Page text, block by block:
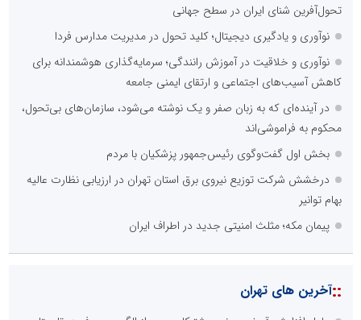
تحول‌آفرین شنای ایران در سطح جهانی
نوآوری و یادگیری دیجیتال؛ کلید تحول در مدیریت مدارس فردا
نوآوری و خلاقیت در آموزش رانندگی؛ سرمایه‌گذاری هوشمندانه برای
کاهش آسیب‌های اجتماعی و ارتقای ایمنی جامعه
در آینده‌ای که به زبان صفر و یک نوشته می‌شود، سازمان‌های بی‌تحول،
محکوم به فراموشی‌اند
بخش اول گفت‌وگوی رئیس‌جمهور پزشکیان با مردم
درخشش شرکت توزیع نیروی برق استان تهران در ارزیابی نظارت عالیه
بهام توانیر
پیمان مکه؛ مثلث امنیتی جدید در اطراف ایران
::آخرین های تهران